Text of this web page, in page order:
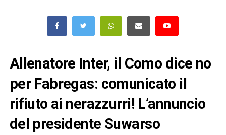
Allenatore Inter, il Como dice no
per Fabregas: comunicato il
rifiuto ai nerazzurri! L’annuncio
del presidente Suwarso